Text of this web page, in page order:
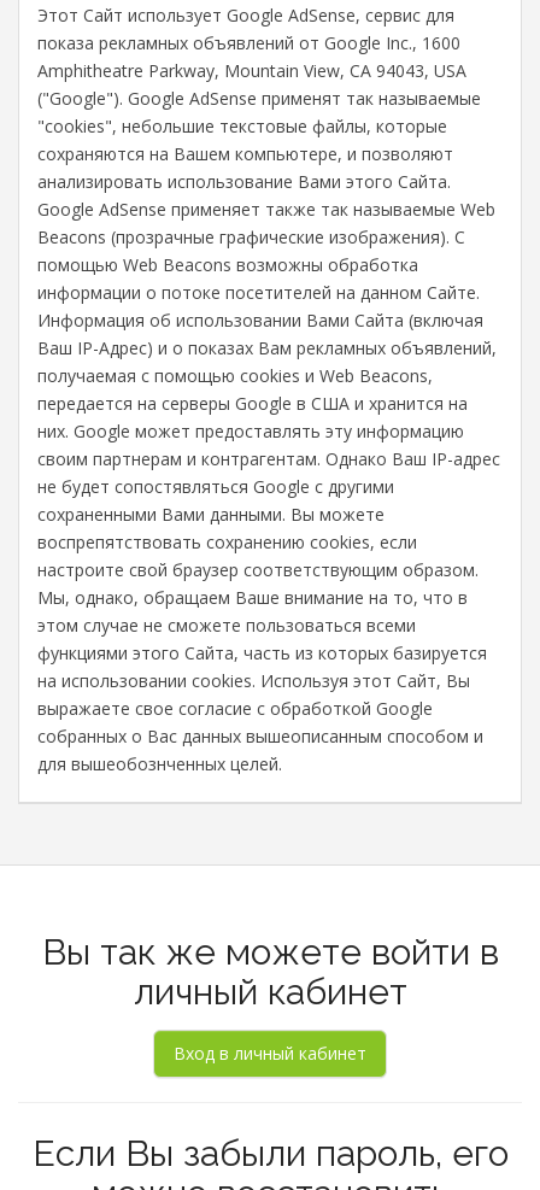
Этот Сайт использует Google AdSense, сервис для
показа рекламных объявлений от Google Inc., 1600
Amphitheatre Parkway, Mountain View, CA 94043, USA
("Google"). Google AdSense применят так называемые
"cookies", небольшие текстовые файлы, которые
сохраняются на Вашем компьютере, и позволяют
анализировать использование Вами этого Сайта.
Google AdSense применяет также так называемые Web
Beacons (прозрачные графические изображения). С
помощью Web Beacons возможны обработка
информации о потоке посетителей на данном Сайте.
Информация об использовании Вами Сайта (включая
Ваш IP-Адрес) и о показах Вам рекламных объявлений,
получаемая с помощью cookies и Web Beacons,
передается на серверы Google в США и хранится на
них. Google может предоставлять эту информацию
своим партнерам и контрагентам. Однако Ваш IP-адрес
не будет сопостявляться Google с другими
сохраненными Вами данными. Вы можете
воспрепятствовать сохранению cookies, если
настроите свой браузер соответствующим образом.
Мы, однако, обращаем Ваше внимание на то, что в
этом случае не сможете пользоваться всеми
функциями этого Сайта, часть из которых базируется
на использовании cookies. Используя этот Сайт, Вы
выражаете свое согласие с обработкой Google
собранных о Вас данных вышеописанным способом и
для вышеобознченных целей.
Вы так же можете войти в
личный кабинет
Если Вы забыли пароль, его